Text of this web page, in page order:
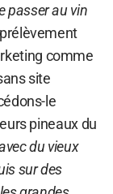
passer au vin
comme
site
le
pineaux du
du vieux
sur des